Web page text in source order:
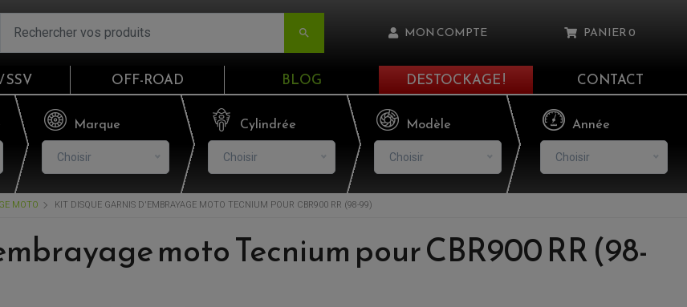
 MON COMPTE
Email
Mot de passe
CONNEXION
PANIER0
Il n'y a aucun produit dans votre panier
SSV OFF-ROAD BLOG DESTOCKAGE ! CONTACT
Marque
Choisir
Cylindrée
Choisir
Modèle
Choisir
Année
Choisir
MOTO KIT DISQUE GARNIS D'EMBRAYAGE MOTO TECNIUM POUR CBR900 RR (98-99)
moto Tecnium pour CBR900 RR (98-